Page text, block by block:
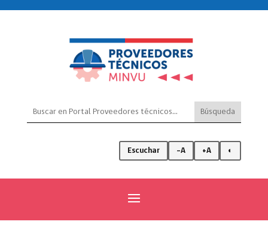
Escuchar -A +A ◐